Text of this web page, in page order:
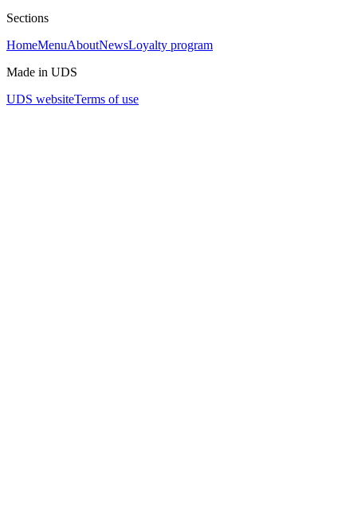
Sections
HomeMenuAboutNewsLoyalty program
Made in UDS
UDS websiteTerms of use